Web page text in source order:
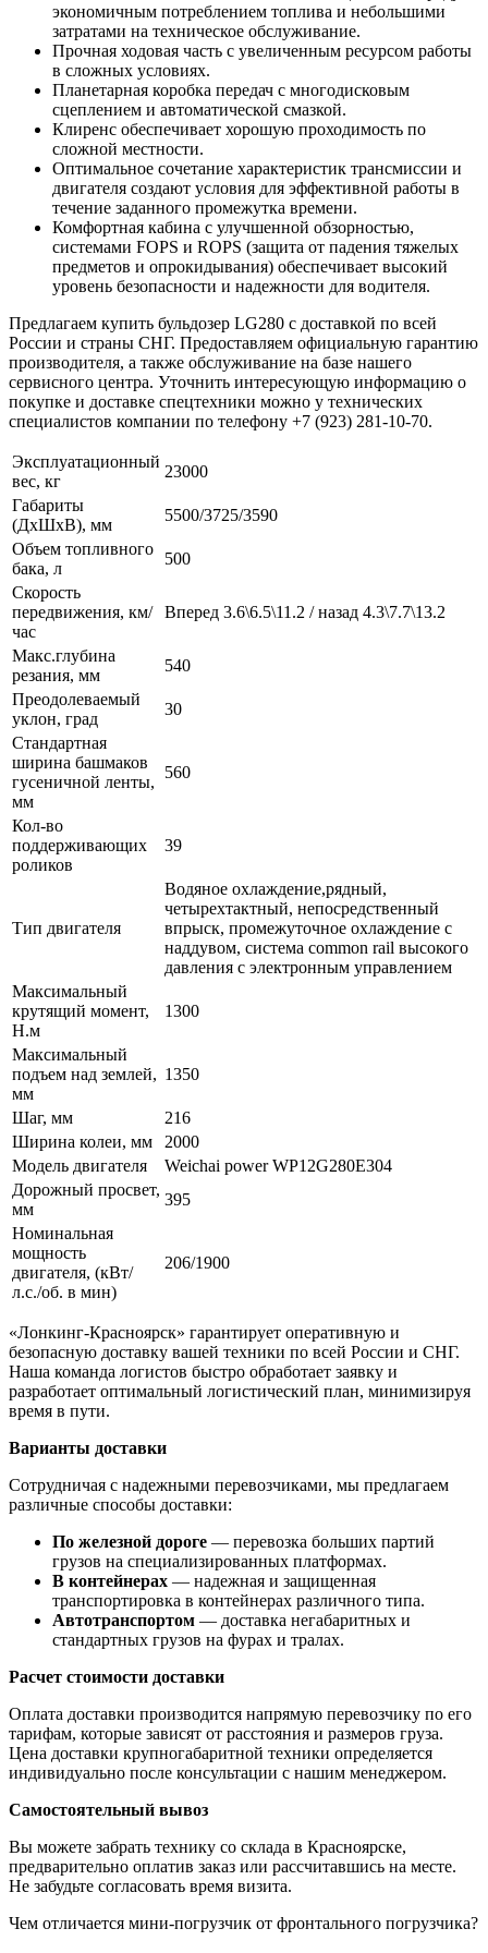
экономичным потреблением топлива и небольшими
затратами на техническое обслуживание.
Прочная ходовая часть с увеличенным ресурсом работы
в сложных условиях.
Планетарная коробка передач с многодисковым
сцеплением и автоматической смазкой.
Клиренс обеспечивает хорошую проходимость по
сложной местности.
Оптимальное сочетание характеристик трансмиссии и
двигателя создают условия для эффективной работы в
течение заданного промежутка времени.
Комфортная кабина с улучшенной обзорностью,
системами FOPS и ROPS (защита от падения тяжелых
предметов и опрокидывания) обеспечивает высокий
уровень безопасности и надежности для водителя.
Предлагаем купить бульдозер LG280 с доставкой по всей
России и страны СНГ. Предоставляем официальную гарантию
производителя, а также обслуживание на базе нашего
сервисного центра. Уточнить интересующую информацию о
покупке и доставке спецтехники можно у технических
специалистов компании по телефону +7 (923) 281-10-70.
Эксплуатационный
вес, кг
23000
Габариты
(ДхШхВ), мм
5500/3725/3590
Объем топливного
бака, л
500
Скорость
передвижения, км/
час
Вперед 3.6\6.5\11.2 / назад 4.3\7.7\13.2
Макс.глубина
резания, мм
540
Преодолеваемый
уклон, град
30
Стандартная
ширина башмаков
гусеничной ленты,
мм
560
Кол-во
поддерживающих
роликов
39
Тип двигателя
Водяное охлаждение,рядный,
четырехтактный, непосредственный
впрыск, промежуточное охлаждение с
наддувом, система common rail высокого
давления с электронным управлением
Максимальный
крутящий момент,
Н.м
1300
Максимальный
подъем над землей,
мм
1350
Шаг, мм
216
Ширина колеи, мм
2000
Модель двигателя
Weichai power WP12G280E304
Дорожный просвет,
мм
395
Номинальная
мощность
двигателя, (кВт/
л.с./об. в мин)
206/1900
«Лонкинг-Красноярск» гарантирует оперативную и
безопасную доставку вашей техники по всей России и СНГ.
Наша команда логистов быстро обработает заявку и
разработает оптимальный логистический план, минимизируя
время в пути.
Варианты доставки
Сотрудничая с надежными перевозчиками, мы предлагаем
различные способы доставки:
По железной дороге — перевозка больших партий
грузов на специализированных платформах.
В контейнерах — надежная и защищенная
транспортировка в контейнерах различного типа.
Автотранспортом — доставка негабаритных и
стандартных грузов на фурах и тралах.
Расчет стоимости доставки
Оплата доставки производится напрямую перевозчику по его
тарифам, которые зависят от расстояния и размеров груза.
Цена доставки крупногабаритной техники определяется
индивидуально после консультации с нашим менеджером.
Самостоятельный вывоз
Вы можете забрать технику со склада в Красноярске,
предварительно оплатив заказ или рассчитавшись на месте.
Не забудьте согласовать время визита.
Чем отличается мини-погрузчик от фронтального погрузчика?